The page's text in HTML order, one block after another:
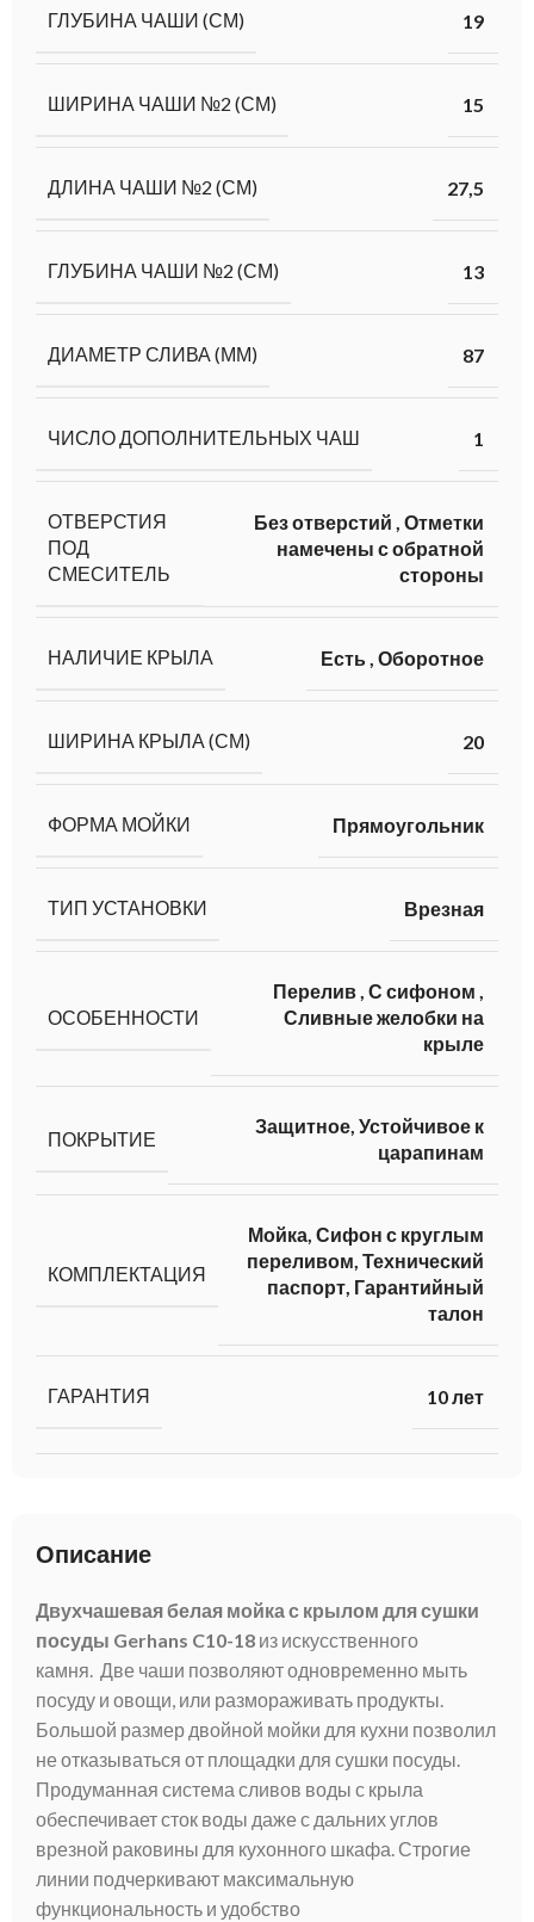
Описание
Двухчашевая белая мойка с крылом для сушки
посуды Gerhans C10-18 из искусственного
камня. Две чаши позволяют одновременно мыть
посуду и овощи, или размораживать продукты.
Большой размер двойной мойки для кухни позволил
не отказываться от площадки для сушки посуды.
Продуманная система сливов воды с крыла
обеспечивает сток воды даже с дальних углов
врезной раковины для кухонного шкафа. Строгие
линии подчеркивают максимальную
функциональность и удобство
ГЛУБИНА ЧАШИ (СМ) 19
ШИРИНА ЧАШИ №2 (СМ) 15
ДЛИНА ЧАШИ №2 (СМ) 27,5
ГЛУБИНА ЧАШИ №2 (СМ) 13
ДИАМЕТР СЛИВА (ММ) 87
ЧИСЛО ДОПОЛНИТЕЛЬНЫХ ЧАШ 1
ОТВЕРСТИЯ
ПОД
СМЕСИТЕЛЬ
Без отверстий , Отметки
намечены с обратной
стороны
НАЛИЧИЕ КРЫЛА Есть, Оборотное
ШИРИНА КРЫЛА (СМ) 20
ФОРМА МОЙКИ Прямоугольник
ТИП УСТАНОВКИ Врезная
ОСОБЕННОСТИ
Перелив, С сифоном ,
Сливные желобки на
крыле
ПОКРЫТИЕ
Защитное, Устойчивое к
царапинам
КОМПЛЕКТАЦИЯ
Мойка, Сифон с круглым
переливом, Технический
паспорт, Гарантийный
талон
ГАРАНТИЯ 10 лет